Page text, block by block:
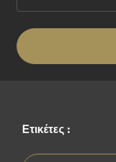
Ετικέτες :